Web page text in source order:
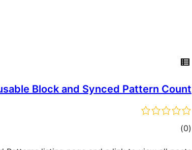
Block and Synced Pattern Count
(0 مجموع)